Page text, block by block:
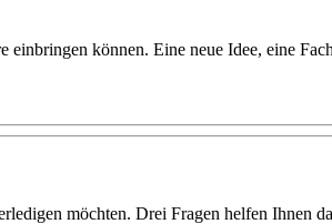
können. Eine neue Idee, eine
möchten. Drei Fragen helfen Ihnen